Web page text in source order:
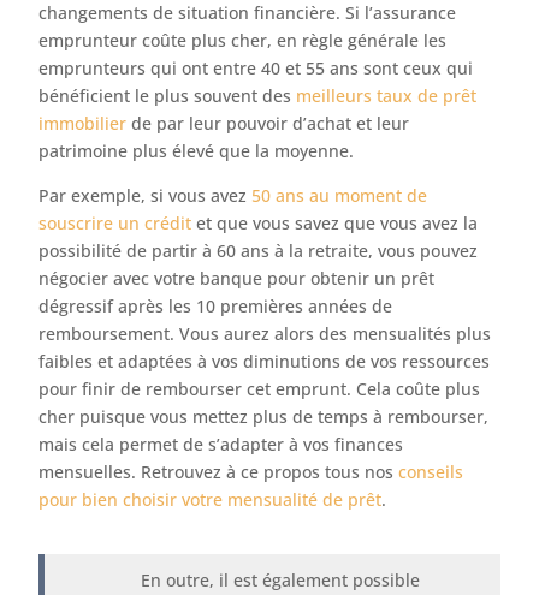
changements de situation financière. Si l’assurance
emprunteur coûte plus cher, en règle générale les
emprunteurs qui ont entre 40 et 55 ans sont ceux qui
bénéficient le plus souvent des meilleurs taux de prêt
immobilier de par leur pouvoir d’achat et leur
patrimoine plus élevé que la moyenne.
Par exemple, si vous avez 50 ans au moment de
souscrire un crédit et que vous savez que vous avez la
possibilité de partir à 60 ans à la retraite, vous pouvez
négocier avec votre banque pour obtenir un prêt
dégressif après les 10 premières années de
remboursement. Vous aurez alors des mensualités plus
faibles et adaptées à vos diminutions de vos ressources
pour finir de rembourser cet emprunt. Cela coûte plus
cher puisque vous mettez plus de temps à rembourser,
mais cela permet de s’adapter à vos finances
mensuelles. Retrouvez à ce propos tous nosconseils
pour bien choisir votre mensualité de prêt.
En outre, il est également possible